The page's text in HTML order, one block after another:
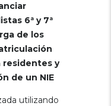
6ª y 7ª
de los
residentes y
de un NIE
utilizando